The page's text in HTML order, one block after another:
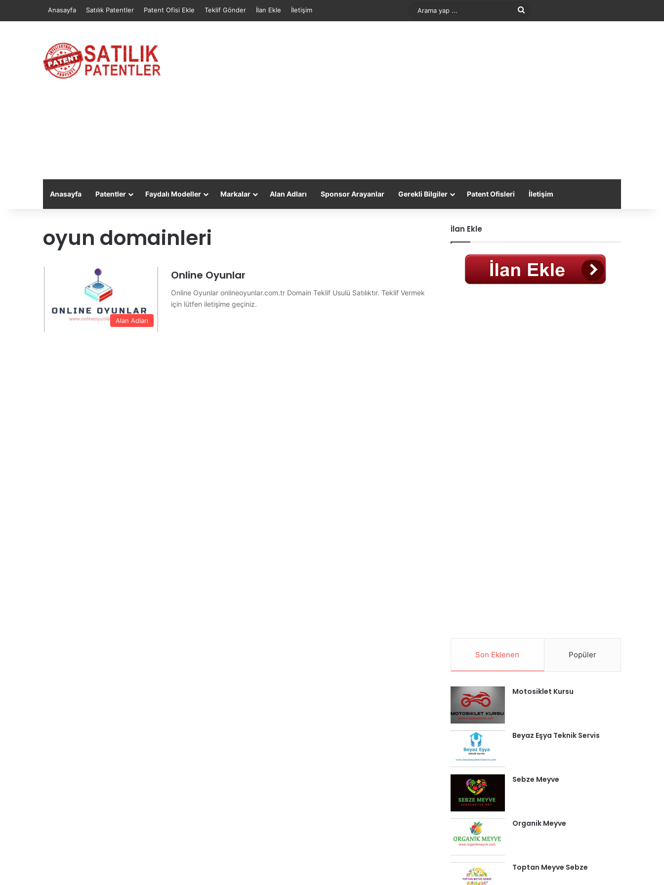
Anasayfa Satılık Patentler Patent Ofisi Ekle Teklif Gönder İlan Ekle İletişim
Arama
Anasayfa Patentler Faydalı Modeller Markalar Alan Adları Sponsor Arayanlar Gerekli Bilgiler Patent Ofisleri İletişim
oyun domainleri
Alan Adları
Online Oyunlar
Online Oyunlar onlineoyunlar.com.tr Domain Teklif Usulü Satılıktır. Teklif Vermek
için lütfen iletişime geçiniz.
İlan Ekle
Son Eklenen Popüler
Motosiklet Kursu
Beyaz Eşya Teknik Servis
Sebze Meyve
Organik Meyve
Toptan Meyve Sebze